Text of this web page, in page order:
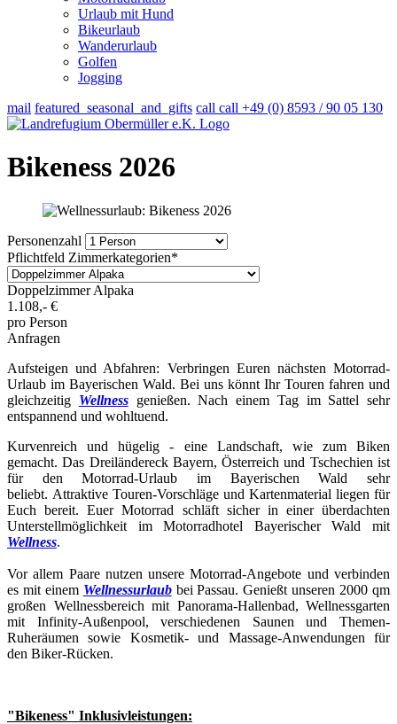
Urlaub mit Hund
Bikeurlaub
Wanderurlaub
Golfen
Jogging
mail featured_seasonal_and_gifts call call +49 (0) 8593 / 90 05 130
Bikeness 2026
Personenzahl
Pflichtfeld Zimmerkategorien*
Doppelzimmer Alpaka
1.108,- €
pro Person
Anfragen
Aufsteigen und Abfahren: Verbringen Euren nächsten Motorrad-
Urlaub im Bayerischen Wald. Bei uns könnt Ihr Touren fahren und
gleichzeitig Wellnessgenießen. Nach einem Tag im Sattel sehr
entspannend und wohltuend.
Kurvenreich und hügelig - eine Landschaft, wie zum Biken
gemacht. Das Dreiländereck Bayern, Österreich und Tschechien ist
für den Motorrad-Urlaub im Bayerischen Wald sehr
beliebt. Attraktive Touren-Vorschläge und Kartenmaterial liegen für
Euch bereit. Euer Motorrad schläft sicher in einer überdachten
Unterstellmöglichkeit im Motorradhotel Bayerischer Wald mit
Wellness.
Vor allem Paare nutzen unsere Motorrad-Angebote und verbinden
es mit einem Wellnessurlaubbei Passau. Genießt unseren 2000 qm
großen Wellnessbereich mit Panorama-Hallenbad, Wellnessgarten
mit Infinity-Außenpool, verschiedenen Saunen und Themen-
Ruheräumen sowie Kosmetik- und Massage-Anwendungen für
den Biker-Rücken.
"Bikeness" Inklusivleistungen: